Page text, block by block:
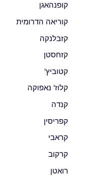
קופנהאגן
קוריאה הדרומית
קזבלנקה
קזחסטן
קטוביץ'
קלוז' נאפוקה
קנדה
קפריסין
קראבי
קרקוב
רואטן